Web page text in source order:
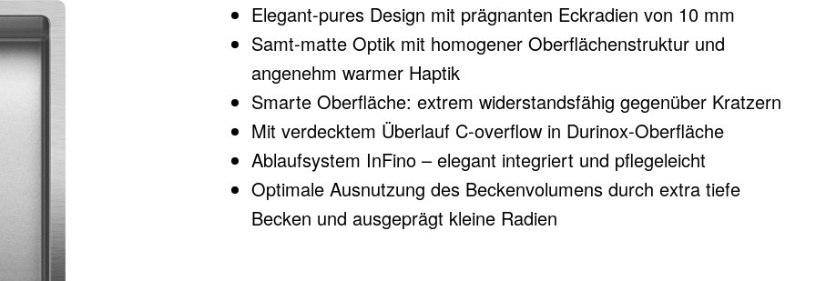
Elegant-pures Design mit prägnanten Eckradien von 10 mm
Samt-matte Optik mit homogener Oberflächenstruktur und
angenehm warmer Haptik
Smarte Oberfläche: extrem widerstandsfähig gegenüber Kratzern
Mit verdecktem Überlauf C-overflow in Durinox-Oberfläche
Ablaufsystem InFino – elegant integriert und pflegeleicht
Optimale Ausnutzung des Beckenvolumens durch extra tiefe
Becken und ausgeprägt kleine Radien